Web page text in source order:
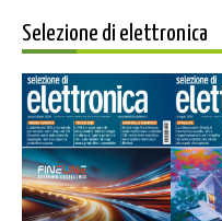
Selezione di elettronica